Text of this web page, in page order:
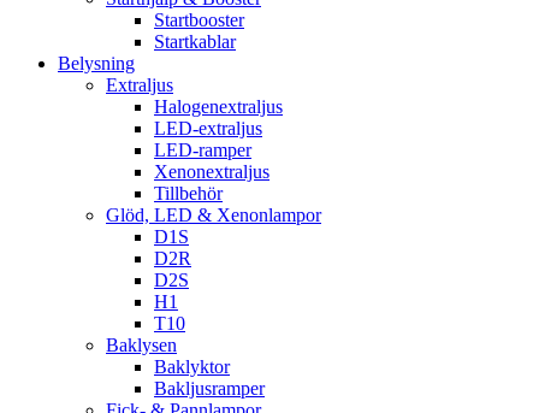
Startbooster
Startkablar
Belysning
Extraljus
Halogenextraljus
LED-extraljus
LED-ramper
Xenonextraljus
Tillbehör
Glöd, LED & Xenonlampor
D1S
D2R
D2S
H1
T10
Baklysen
Baklyktor
Bakljusramper